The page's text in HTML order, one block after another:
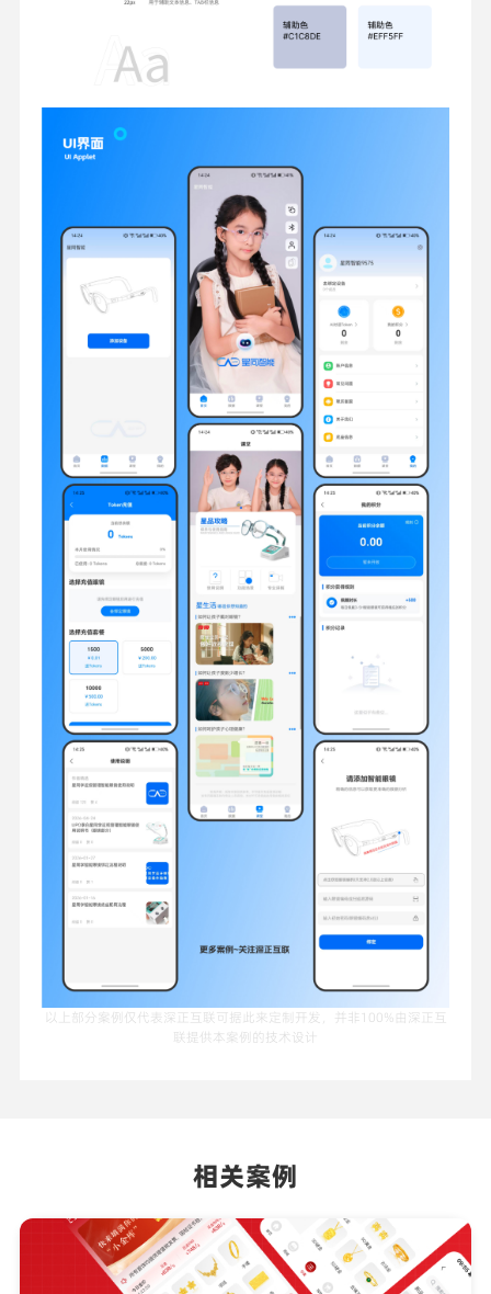
以上部分案例仅代表深正互联可据此来定制开发，并非100%由深正互
联提供本案例的技术设计
相关案例